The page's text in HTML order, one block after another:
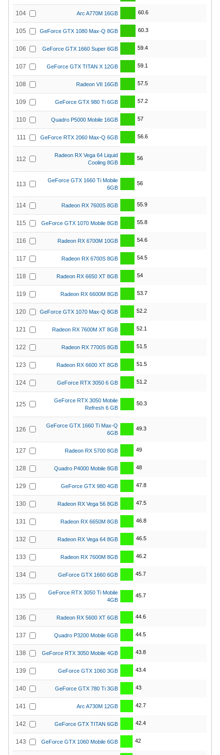
104 Arc A770M 16GB 60.6
105 GeForce GTX 1080 Max-Q 8GB 60.3
106 GeForce GTX 1660 Super 6GB 59.4
107 GeForce GTX TITAN X 12GB 59.1
108 Radeon VII 16GB 57.5
109 GeForce GTX 980 Ti 6GB 57.2
110 Quadro P5000 Mobile 16GB 57
111 GeForce RTX 2060 Max-Q 6GB 56.6
112
Radeon RX Vega 64 Liquid
Cooling 8GB
56
113
GeForce GTX 1660 Ti Mobile
6GB
56
114 Radeon RX 7600S 8GB 55.9
115 GeForce GTX 1070 Mobile 8GB 55.8
116 Radeon RX 6700M 10GB 54.6
117 Radeon RX 6700S 8GB 54.5
118 Radeon RX 6650 XT 8GB 54
119 Radeon RX 6600M 8GB 53.7
120 GeForce GTX 1070 Max-Q 8GB 52.2
121 Radeon RX 7600M XT 8GB 52.1
122 Radeon RX 7700S 8GB 51.5
123 Radeon RX 6600 XT 8GB 51.5
124 GeForce RTX 3050 6 GB 51.2
125
GeForce RTX 3050 Mobile
Refresh 6 GB
50.3
126
GeForce GTX 1660 Ti Max-Q
6GB
49.3
127 Radeon RX 5700 8GB 49
128 Quadro P4000 Mobile 8GB 48
129 GeForce GTX 980 4GB 47.8
130 Radeon RX Vega 56 8GB 47.5
131 Radeon RX 6650M 8GB 46.8
132 Radeon RX Vega 64 8GB 46.5
133 Radeon RX 7600M 8GB 46.2
134 GeForce GTX 1660 6GB 45.7
135
GeForce RTX 3050 Ti Mobile
4GB
45.7
136 Radeon RX 5600 XT 6GB 44.6
137 Quadro P3200 Mobile 6GB 44.5
138 GeForce RTX 3050 Mobile 4GB 43.8
139 GeForce GTX 1060 3GB 43.4
140 GeForce GTX 780 Ti 3GB 43
141 Arc A730M 12GB 42.7
142 GeForce GTX TITAN 6GB 42.4
143 GeForce GTX 1060 Mobile 6GB 42